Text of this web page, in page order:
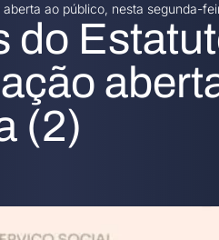
ao público, nesta segunda-
do
(2)